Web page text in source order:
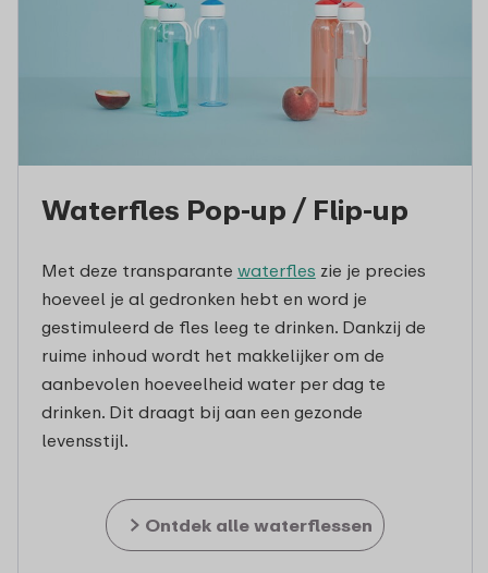
Waterfles Pop-up / Flip-up
Met deze transparante waterfles zie je precies
hoeveel je al gedronken hebt en word je
gestimuleerd de fles leeg te drinken. Dankzij de
ruime inhoud wordt het makkelijker om de
aanbevolen hoeveelheid water per dag te
drinken. Dit draagt bij aan een gezonde
levensstijl.
Ontdek alle waterflessen